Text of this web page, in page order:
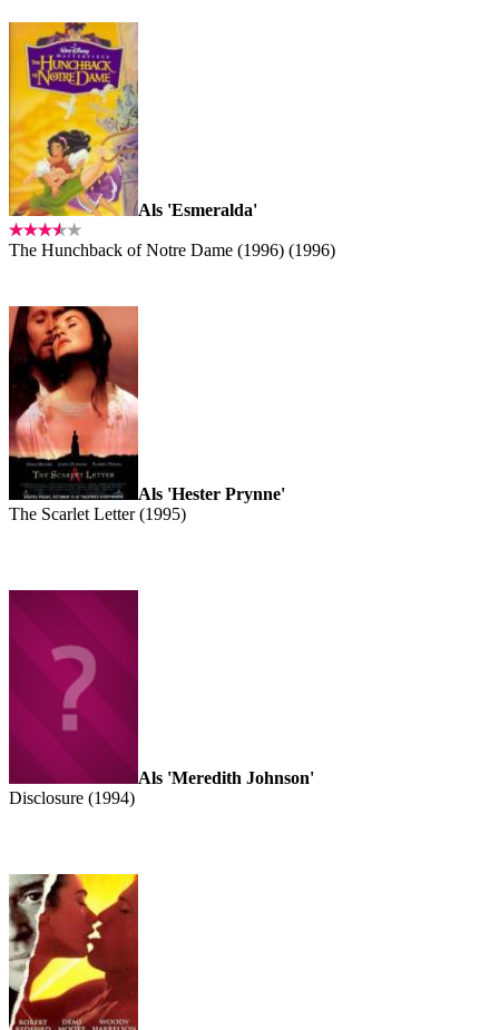
Als 'Esmeralda'
The Hunchback of Notre Dame (1996) (1996)
Als 'Hester Prynne'
The Scarlet Letter (1995)
Als 'Meredith Johnson'
Disclosure (1994)